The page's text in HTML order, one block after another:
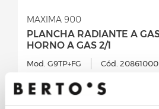
PLANCHA RADIANTE A
HORNO A GAS 2/1
MAXIMA 900
Mod. G9TP+FG Cód. 20861000